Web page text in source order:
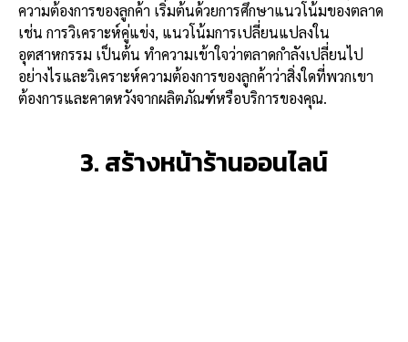
ความต้องการของลูกค้า เริ่มต้นด้วยการศึกษาแนวโน้มของตลาด
เช่น การวิเคราะห์คู่แข่ง, แนวโน้มการเปลี่ยนแปลงใน
อุตสาหกรรม เป็นต้น ทำความเข้าใจว่าตลาดกำลังเปลี่ยนไป
อย่างไรและวิเคราะห์ความต้องการของลูกค้าว่าสิ่งใดที่พวกเขา
ต้องการและคาดหวังจากผลิตภัณฑ์หรือบริการของคุณ.
3. สร้างหน้าร้านออนไลน์